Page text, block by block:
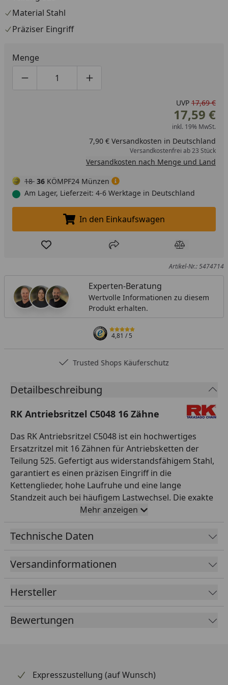
Material Stahl
Präziser Eingriff
Menge
Produktmenge um eins verringern
Produktmenge manuell eingeben
Produktmenge um eins erhöhen
UVP 17,69 €
17,59 €
inkl. 19% MwSt.
7,90 € Versandkosten in Deutschland
Versandkostenfrei ab 23 Stück
Versandkosten nach Menge und Land
18 36 KÖMPF24 Münzen
Am Lager, Lieferzeit: 4-6 Werktage in Deutschland
In den Einkaufswagen legen
In den Einkaufswagen
Produkt zur Wunschliste hinzufügen
Teilen Produkt
Artikel-Nr.: 5474714
Experten-Beratung
Wertvolle Informationen zu diesem
Produkt erhalten.
4,81/ 5
Trusted Shops Käuferschutz
Detailbeschreibung
RK Antriebsritzel C5048 16 Zähne
Das RK Antriebsritzel C5048 ist ein hochwertiges
Ersatzritzel mit 16 Zähnen für Antriebsketten der
Teilung 525. Gefertigt aus widerstandsfähigem Stahl,
garantiert es einen präzisen Eingriff in die
Kettenglieder, hohe Laufruhe und eine lange
Standzeit auch bei häufigem Lastwechsel. Die exakte
Verzahnung sorgt für gleichmäßige
Kraftübertragung und reduziert den Verschleiß an
Kette und Kettenrad. RK ist seit Jahrzehnten einer der
Motorrad-Antriebe und bekannt für höchste
Präzisionsqualität – sowohl in der Erstausrüstung als
beim turnusmäßigen Wechsel des Kettensatzes oder
zur gezielten Anpassung der Übersetzung an das
eigene Fahrprofil. Empfehlung: stets gemeinsam mit
Mehr anzeigen
Technische Daten
Versandinformationen
Hersteller
Bewertungen
Expresszustellung (auf Wunsch)